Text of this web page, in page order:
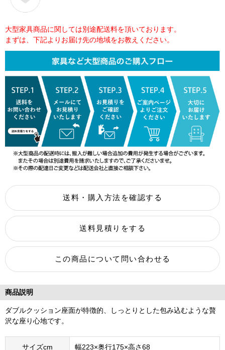
大型家具商品に関しては別途配送料を頂いております。
まずは、下記よりお届け先の地域をお教えください。
商品説明
ダブルクッション座面が特徴的、しっとりとした包み込むような贅
沢な座り心地です。
サイズcm 幅223×奥行175×高さ68